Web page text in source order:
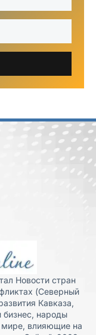
Новости стран
(Северный
Кавказа,
бизнес, народы
мире, влияющие на